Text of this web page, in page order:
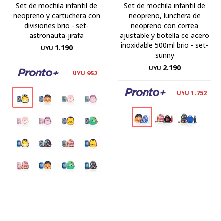
Set de mochila infantil de
neopreno y cartuchera con
divisiones brio - set-
astronauta-jirafa
UYU 1.190
UYU 952
Set de mochila infantil de
neopreno, lunchera de
neopreno con correa
ajustable y botella de acero
inoxidable 500ml brio - set-
sunny
UYU 2.190
UYU 1.752